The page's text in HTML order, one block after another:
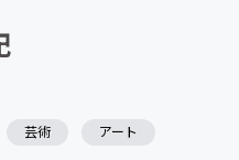
芸術 アート